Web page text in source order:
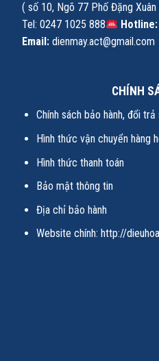
( số 10, Ngõ 77 Phố Đặng
Tel: 0247 1025 888
Email: dienmay.act@gmail.com
CHÍNH
Chính sách bảo hành, đổi trả
Hình thức vận chuyển hàng
Hình thức thanh toán
Bảo mật thông tin
Địa chỉ bảo hành
Website chính: http://